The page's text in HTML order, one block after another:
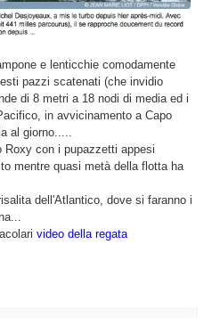
e lenticchie comodamente
pazzi scatenati (che invidio
di 8 metri a 18 nodi di media ed i
in avvicinamento a Capo
al giorno.....
Roxy con i pupazzetti appesi
mentre quasi metà della flotta ha
dell'Atlantico, dove si faranno i
video della regata